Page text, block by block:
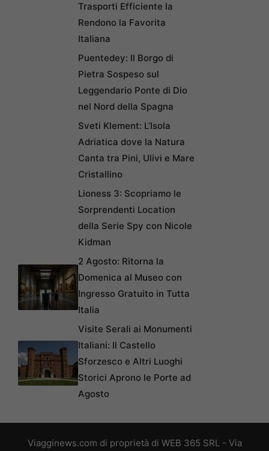
Trasporti Efficiente la
Rendono la Favorita
Italiana
Puentedey: Il Borgo di
Pietra Sospeso sul
Leggendario Ponte di Dio
nel Nord della Spagna
Sveti Klement: L’Isola
Adriatica dove la Natura
Canta tra Pini, Ulivi e Mare
Cristallino
Lioness 3: Scopriamo le
Sorprendenti Location
della Serie Spy con Nicole
Kidman
2 Agosto: Ritorna la
Domenica al Museo con
Ingresso Gratuito in Tutta
Italia
Visite Serali ai Monumenti
Italiani: Il Castello
Sforzesco e Altri Luoghi
Storici Aprono le Porte ad
Agosto
Viagginews.com di proprietà di WEB 365 SRL - Via